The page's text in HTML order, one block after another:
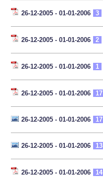
26-12-2005 - 01-01-2006 3
26-12-2005 - 01-01-2006 2
26-12-2005 - 01-01-2006 1
26-12-2005 - 01-01-2006 17
26-12-2005 - 01-01-2006 17
26-12-2005 - 01-01-2006 13
26-12-2005 - 01-01-2006 14